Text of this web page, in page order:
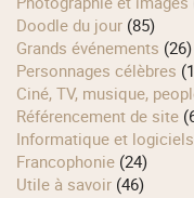
Doodle du jour (85)
Grands événements (26)
Personnages célèbres
Ciné, TV, musique,
Référencement de site
Informatique et logiciels
Francophonie (24)
Utile à savoir (46)